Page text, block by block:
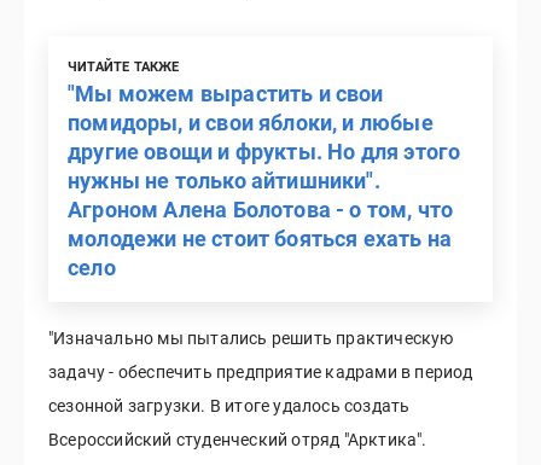
ЧИТАЙТЕ ТАКЖЕ
"Мы можем вырастить и свои
помидоры, и свои яблоки, и любые
другие овощи и фрукты. Но для этого
нужны не только айтишники".
Агроном Алена Болотова - о том, что
молодежи не стоит бояться ехать на
село
"Изначально мы пытались решить практическую
задачу - обеспечить предприятие кадрами в период
сезонной загрузки. В итоге удалось создать
Всероссийский студенческий отряд "Арктика".